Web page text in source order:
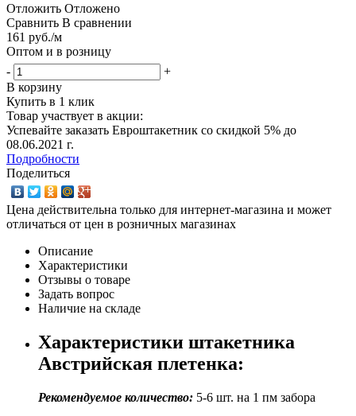
Отложить Отложено
Сравнить В сравнении
161 руб./м
Оптом и в розницу
-
+
В корзину
Купить в 1 клик
Товар участвует в акции:
Успевайте заказать Евроштакетник со скидкой 5% до
08.06.2021 г.
Подробности
Поделиться
Цена действительна только для интернет-магазина и может
отличаться от цен в розничных магазинах
Описание
Характеристики
Отзывы о товаре
Задать вопрос
Наличие на складе
Характеристики штакетника
Австрийская плетенка:
Рекомендуемое количество: 5-6 шт. на 1 пм забора